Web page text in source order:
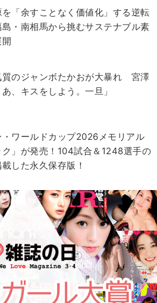
「余すことなく価値化」する逆転
・南相馬から挑むサステナブル素
質のジャンボたかおが大暴れ 宮澤
、キスをしよう。一旦」
・ワールドカップ2026メモリアル
ク」が発売！104試合＆1248選手の
した永久保存版！